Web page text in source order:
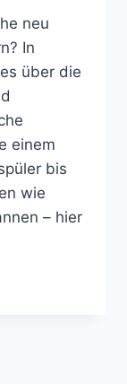
neu
In
über die
einem
bis
wie
– hier